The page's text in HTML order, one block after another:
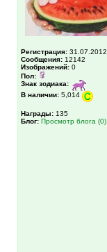
Регистрация: 31.07.2012
Сообщения: 12142
Изображений: 0
Пол:
Знак зодиака:
В наличии: 5,014
Награды: 135
Блог: Просмотр блога (0)